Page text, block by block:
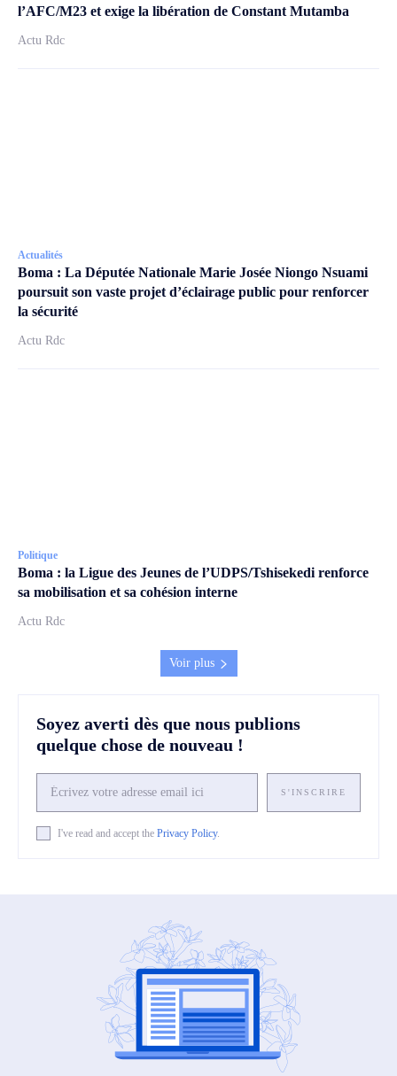
l’AFC/M23 et exige la libération de Constant Mutamba
Actu Rdc
Actualités
Boma : La Députée Nationale Marie Josée Niongo Nsuami
poursuit son vaste projet d’éclairage public pour renforcer
la sécurité
Actu Rdc
Politique
Boma : la Ligue des Jeunes de l’UDPS/Tshisekedi renforce
sa mobilisation et sa cohésion interne
Actu Rdc
Voir plus
Soyez averti dès que nous publions
quelque chose de nouveau !
S'INSCRIRE
I've read and accept the Privacy Policy.